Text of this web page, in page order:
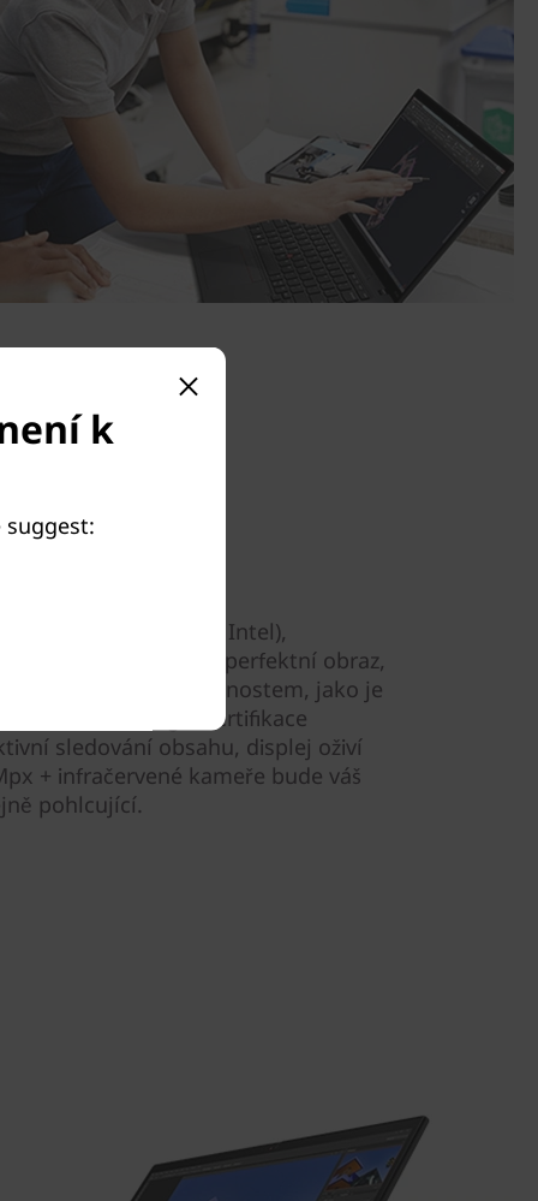
P14s Gen 4 (14" Intel),
16:10, poskytuje perfektní obraz,
cestách. Díky možnostem, jako je
DC dimming a certifikace
sledování obsahu, displej oživí
+ infračervené kameře bude váš
pohlcující.
k
suggest: